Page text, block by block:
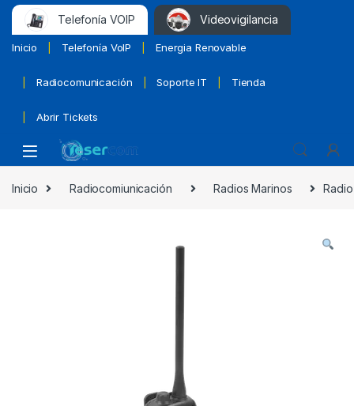
Telefonía VOIP Videovigilancia
Inicio Telefonía VoIP Energia Renovable
Radiocomunicación Soporte IT Tienda
Abrir Tickets
Inicio Radiocomiunicación Radios Marinos